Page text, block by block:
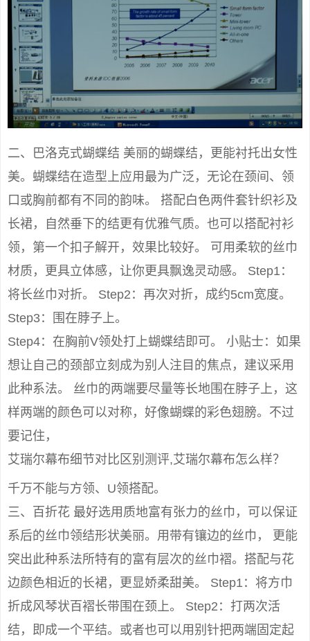
二、巴洛克式蝴蝶结 美丽的蝴蝶结，更能衬托出女性
美。蝴蝶结在造型上应用最为广泛，无论在颈间、领
口或胸前都有不同的韵味。 搭配白色两件套针织衫及
长裙，自然垂下的结更有优雅气质。也可以搭配衬衫
领，第一个扣子解开，效果比较好。 可用柔软的丝巾
材质，更具立体感，让你更具飘逸灵动感。 Step1：
将长丝巾对折。 Step2：再次对折，成约5cm宽度。
Step3：围在脖子上。
Step4：在胸前V领处打上蝴蝶结即可。 小贴士：如果
想让自己的颈部立刻成为别人注目的焦点，建议采用
此种系法。 丝巾的两端要尽量等长地围在脖子上，这
样两端的颜色可以对称，好像蝴蝶的彩色翅膀。不过
要记住，
艾瑞尔幕布细节对比区别测评,艾瑞尔幕布怎么样？
千万不能与方领、U领搭配。
三、百折花 最好选用质地富有张力的丝巾，可以保证
系后的丝巾领结形状美丽。用带有镶边的丝巾， 更能
突出此种系法所特有的富有层次的丝巾褶。搭配与花
边颜色相近的长裙，更显娇柔甜美。 Step1：将方巾
折成风琴状百褶长带围在颈上。 Step2：打两次活
结，即成一个平结。或者也可以用别针把两端固定起